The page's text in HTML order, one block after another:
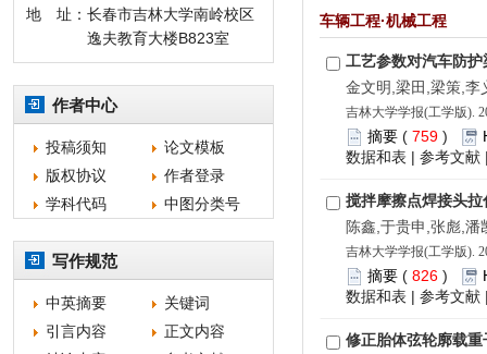
地 址：长春市吉林大学南岭校区
逸夫教育大楼B823室
作者中心
投稿须知
论文模板
版权协议
作者登录
学科代码
中图分类号
写作规范
中英摘要
关键词
引言内容
正文内容
车辆工程·机械工程
工艺参数对汽车防
金文明,梁田,梁策,李
吉林大学学报(工学版).
摘要 ( 759 )
数据和表 | 参考文献
搅拌摩擦点焊接头
陈鑫,于贵申,张彪,潘
吉林大学学报(工学版).
摘要 ( 826 )
数据和表 | 参考文献
修正胎体弦轮廓载